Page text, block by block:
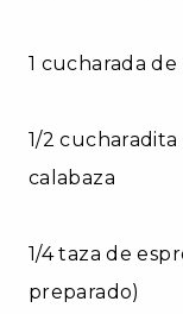
1 cucharada
1/2 cucharadita
calabaza
1/4 taza de
preparado)